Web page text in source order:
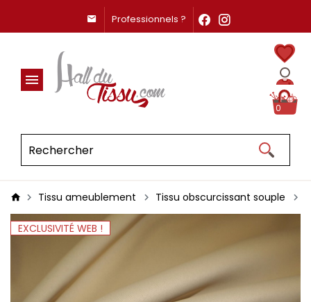
Professionnels ?
0
Tissu ameublement Tissu obscurcissant souple
EXCLUSIVITÉ WEB !